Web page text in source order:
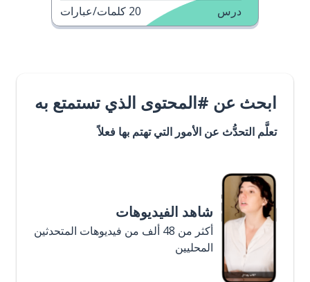
درس 20 كلمات/عبارات
ابحث عن #المحتوى الذي تستمتع به
تعلَّم التحدُّث عن الأمور التي تهتم بها فعلاً
شاهد الفيديوهات
أكثر من 48 ألف من فيديوهات المتحدثين
المحليين